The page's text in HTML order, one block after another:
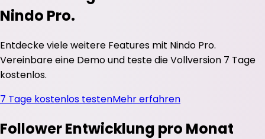
Nindo Pro.
Entdecke viele weitere Features mit Nindo Pro.
Vereinbare eine Demo und teste die Vollversion 7 Tage
kostenlos.
7 Tage kostenlos testenMehr erfahren
Follower Entwicklung pro Monat